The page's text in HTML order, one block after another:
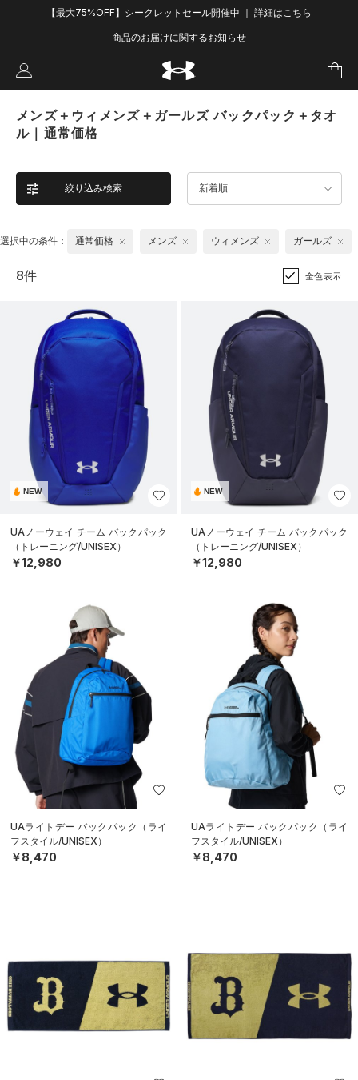
【最大75%OFF】シークレットセール開催中 ｜ 詳細はこちら
商品のお届けに関するお知らせ
メンズ＋ウィメンズ＋ガールズ バックパック＋タオ
ル｜通常価格
絞り込み検索 新着順
選択中の条件： 通常価格 メンズ ウィメンズ ガールズ
8件 全色表示
NEW
UAノーウェイ チーム バックパック
（トレーニング/UNISEX）
￥12,980
NEW
UAノーウェイ チーム バックパック
（トレーニング/UNISEX）
￥12,980
UAライトデー バックパック（ライ
フスタイル/UNISEX）
￥8,470
UAライトデー バックパック（ライ
フスタイル/UNISEX）
￥8,470